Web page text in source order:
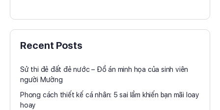
Recent Posts
Sử thi đẻ đất đẻ nước – Đồ án minh họa của sinh viên
người Mường
Phong cách thiết kế cá nhân: 5 sai lầm khiến bạn mãi loay
hoay